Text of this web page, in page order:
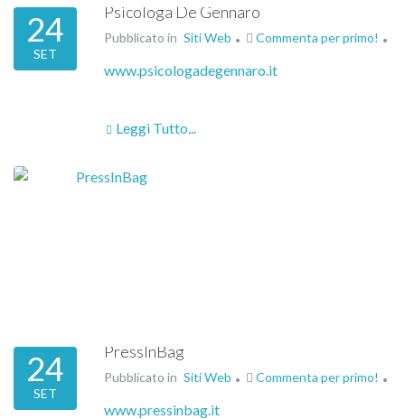
24
SET
Psicologa De Gennaro
Pubblicato in Siti Web Commenta per primo!
www.psicologadegennaro.it
Leggi Tutto...
24
SET
PressInBag
Pubblicato in Siti Web Commenta per primo!
www.pressinbag.it